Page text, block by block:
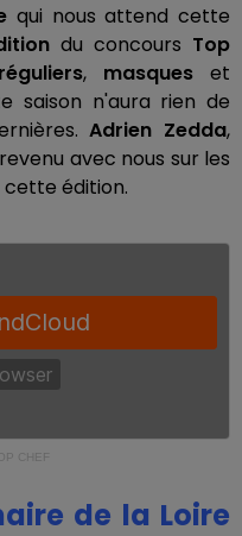
qui nous attend cette
du concours Top
, masques et
saison n'aura rien de
Adrien Zedda,
avec nous sur les
édition.
CHEF
de la Loire